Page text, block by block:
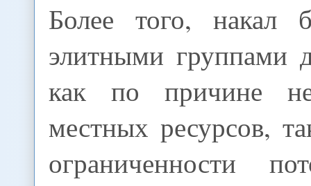
Более того, накал
элитными группами
как по причине
местных ресурсов,
ограниченности